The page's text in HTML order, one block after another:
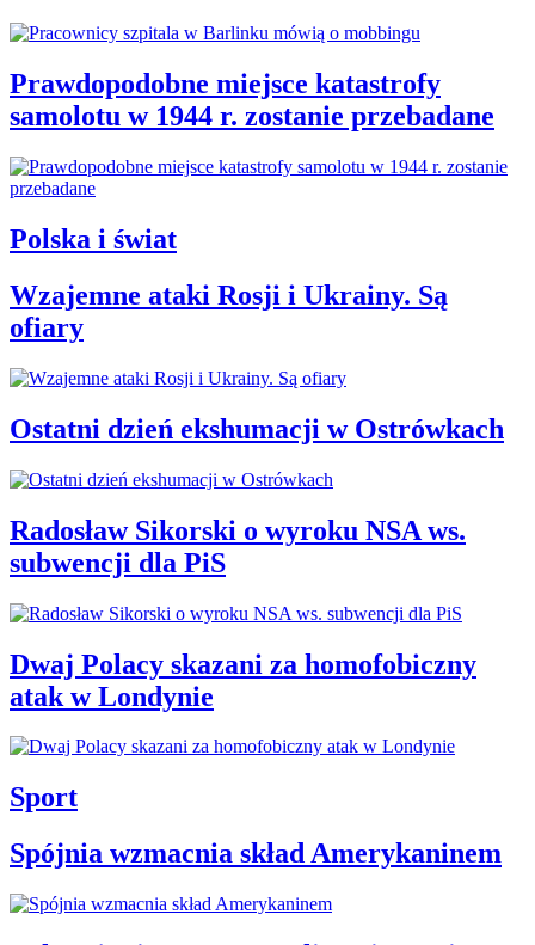
Prawdopodobne miejsce katastrofy
samolotu w 1944 r. zostanie przebadane
Polska i świat
Wzajemne ataki Rosji i Ukrainy. Są
ofiary
Ostatni dzień ekshumacji w Ostrówkach
Radosław Sikorski o wyroku NSA ws.
subwencji dla PiS
Dwaj Polacy skazani za homofobiczny
atak w Londynie
Sport
Spójnia wzmacnia skład Amerykaninem